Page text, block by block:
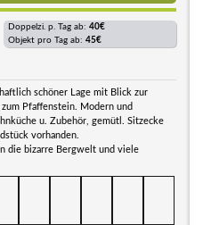
Doppelzi. p. Tag ab: 40€
Objekt pro Tag ab: 45€
schöner Lage mit Blick zur
zum Pfaffenstein. Modern und
u. Zubehör, gemütl. Sitzecke
vorhanden.
die bizarre Bergwelt und viele